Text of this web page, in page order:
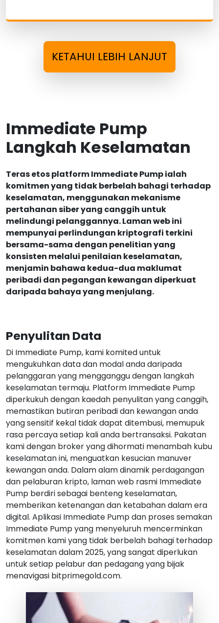
KETAHUI LEBIH LANJUT
Immediate Pump
Langkah Keselamatan
Teras etos platform Immediate Pump ialah
komitmen yang tidak berbelah bahagi terhadap
keselamatan, menggunakan mekanisme
pertahanan siber yang canggih untuk
melindungi pelanggannya. Laman web ini
mempunyai perlindungan kriptografi terkini
bersama-sama dengan penelitian yang
konsisten melalui penilaian keselamatan,
menjamin bahawa kedua-dua maklumat
peribadi dan pegangan kewangan diperkuat
daripada bahaya yang menjulang.
Penyulitan Data
Di Immediate Pump, kami komited untuk
mengukuhkan data dan modal anda daripada
pelanggaran yang mengganggu dengan langkah
keselamatan termaju. Platform Immediate Pump
diperkukuh dengan kaedah penyulitan yang canggih,
memastikan butiran peribadi dan kewangan anda
yang sensitif kekal tidak dapat ditembusi, memupuk
rasa percaya setiap kali anda bertransaksi. Pakatan
kami dengan broker yang dihormati menambah kubu
keselamatan ini, menguatkan kesucian manuver
kewangan anda. Dalam alam dinamik perdagangan
dan pelaburan kripto, laman web rasmi Immediate
Pump berdiri sebagai benteng keselamatan,
memberikan ketenangan dan ketabahan dalam era
digital. Aplikasi Immediate Pump dan proses semakan
Immediate Pump yang menyeluruh mencerminkan
komitmen kami yang tidak berbelah bahagi terhadap
keselamatan dalam 2025, yang sangat diperlukan
untuk setiap pelabur dan pedagang yang bijak
menavigasi bitprimegold.com.